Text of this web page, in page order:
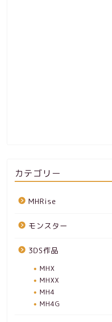
カテゴリー
MHRise
モンスター
3DS作品
MHX
MHXX
MH4
MH4G